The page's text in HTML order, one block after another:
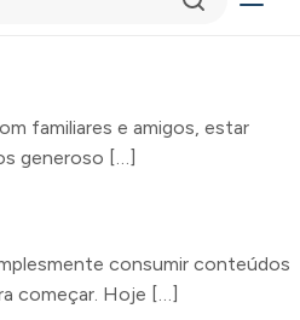
familiares e amigos, estar
generoso […]
consumir conteúdos
começar. Hoje […]